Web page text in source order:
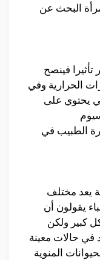
البحث عن
فينصح
الحرارية وفي
يحتوي على
الطبيب في
يعد مختلف
يقولون أن
كبير ولكن
في حالات معينة
المنوية